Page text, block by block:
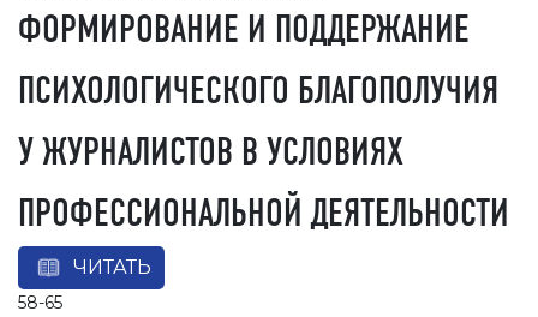
ФОРМИРОВАНИЕ И ПОДДЕРЖАНИЕ
ПСИХОЛОГИЧЕСКОГО БЛАГОПОЛУЧИЯ
У ЖУРНАЛИСТОВ В УСЛОВИЯХ
ПРОФЕССИОНАЛЬНОЙ ДЕЯТЕЛЬНОСТИ
ЧИТАТЬ
58-65